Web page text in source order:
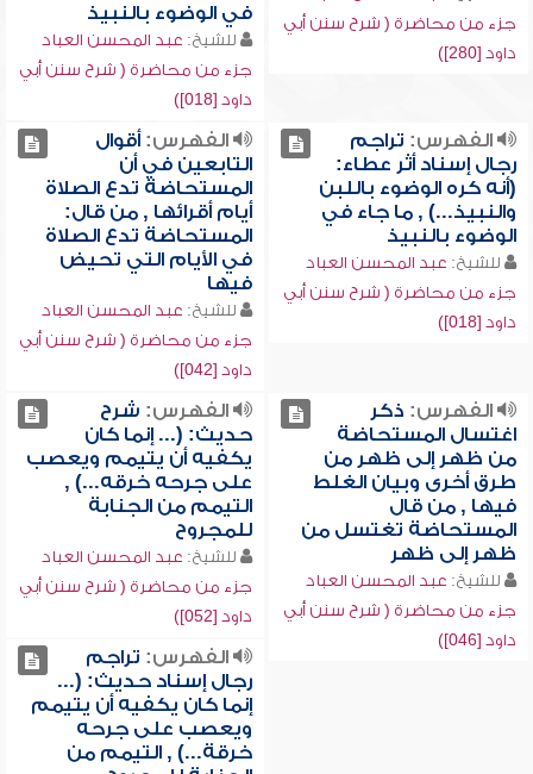
جزء من محاضرة ( شرح سنن أبي
داود [280])
في الوضوء بالنبيذ
للشيخ: عبد المحسن العباد
جزء من محاضرة ( شرح سنن أبي
داود [018])
الفهرس: تراجم
رجال إسناد أثر عطاء:
(أنه كره الوضوء باللبن
والنبيذ...) , ما جاء في
الوضوء بالنبيذ
للشيخ: عبد المحسن العباد
جزء من محاضرة ( شرح سنن أبي
داود [018])
الفهرس:أقوال
التابعين في أن
المستحاضة تدع الصلاة
أيام أقرائها , من قال:
المستحاضة تدع الصلاة
في الأيام التي تحيض
فيها
للشيخ: عبد المحسن العباد
جزء من محاضرة ( شرح سنن أبي
داود [042])
الفهرس: ذكر
اغتسال المستحاضة
من ظهر إلى ظهر من
طرق أخرى وبيان الغلط
فيها , من قال
المستحاضة تغتسل من
ظهر إلى ظهر
للشيخ: عبد المحسن العباد
جزء من محاضرة ( شرح سنن أبي
داود [046])
الفهرس: شرح
حديث: (... إنما كان
يكفيه أن يتيمم ويعصب
على جرحه خرقه...) ,
التيمم من الجنابة
للمجروح
للشيخ: عبد المحسن العباد
جزء من محاضرة ( شرح سنن أبي
داود [052])
الفهرس: تراجم
رجال إسناد حديث: (...
إنما كان يكفيه أن يتيمم
ويعصب على جرحه
خرقة...) , التيمم من